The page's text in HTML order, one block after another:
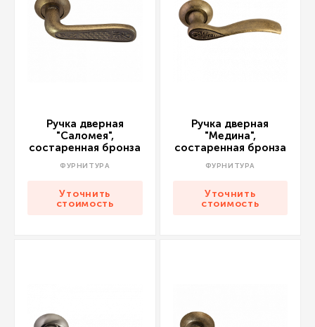
Ручка дверная
"Саломея",
состаренная бронза
ФУРНИТУРА
Уточнить
стоимость
Ручка дверная
"Медина",
состаренная бронза
ФУРНИТУРА
Уточнить
стоимость